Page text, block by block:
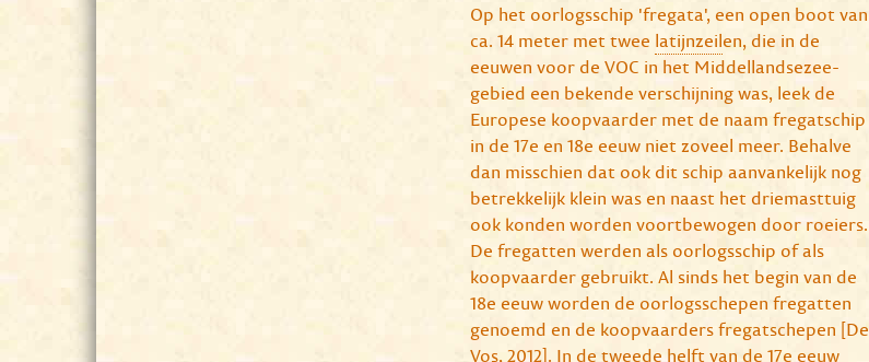
Op het oorlogsschip 'fregata', een open boot van
ca. 14 meter met twee latijnzeilen, die in de
eeuwen voor de VOC in het Middellandsezee-
gebied een bekende verschijning was, leek de
Europese koopvaarder met de naam fregatschip
in de 17e en 18e eeuw niet zoveel meer. Behalve
dan misschien dat ook dit schip aanvankelijk nog
betrekkelijk klein was en naast het driemasttuig
ook konden worden voortbewogen door roeiers.
De fregatten werden als oorlogsschip of als
koopvaarder gebruikt. Al sinds het begin van de
18e eeuw worden de oorlogsschepen fregatten
genoemd en de koopvaarders fregatschepen [De
Vos, 2012]. In de tweede helft van de 17e eeuw